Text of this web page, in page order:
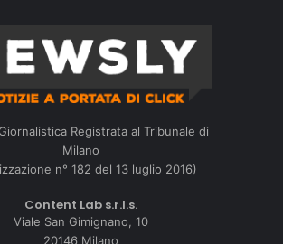
Registrata al Tribunale di
Milano
n° 182 del 13 luglio 2016)
Content Lab s.r.l.s.
Viale San Gimignano, 10
20146 Milano